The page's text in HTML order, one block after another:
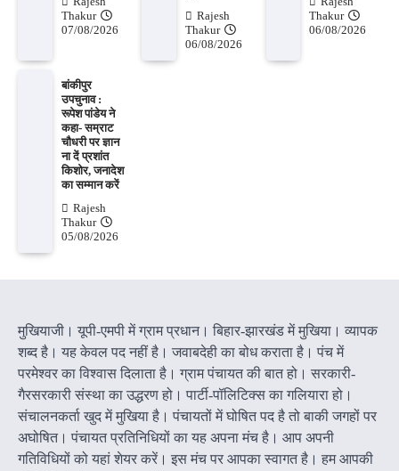
Thakur
07/08/2026
Rajesh
Thakur
06/08/2026
Thakur
06/08/2026
बांकीपुर
उपचुनाव :
रूपेश पांडेय ने
कहा- सम्राट
चौधरी पर ज्ञान
ना दें प्रशांत
किशोर, जनादेश
का सम्मान करें
Rajesh
Thakur
05/08/2026
मुखियाजी। यूपी-एमपी में ग्राम प्रधान। बिहार-झारखंड में मुखिया। व्यापक
शब्द है। यह केवल पद नहीं है। जवाबदेही का बोध कराता है। पंच में
परमेश्वर का विश्वास दिलाता है। ग्राम पंचायत की बात हो। सरकारी-
गैरसरकारी संस्था का उद्धरण हो। पार्टी-पॉलिटिक्स का गलियारा हो।
संचालनकर्ता खुद में मुखिया है। पंचायतों में घोषित पद है तो बाकी जगहों पर
अघोषित। पंचायत प्रतिनिधियों का यह अपना मंच है। आप अपनी
गतिविधियों को यहां शेयर करें। इस मंच पर आपका स्वागत है। हम आपकी